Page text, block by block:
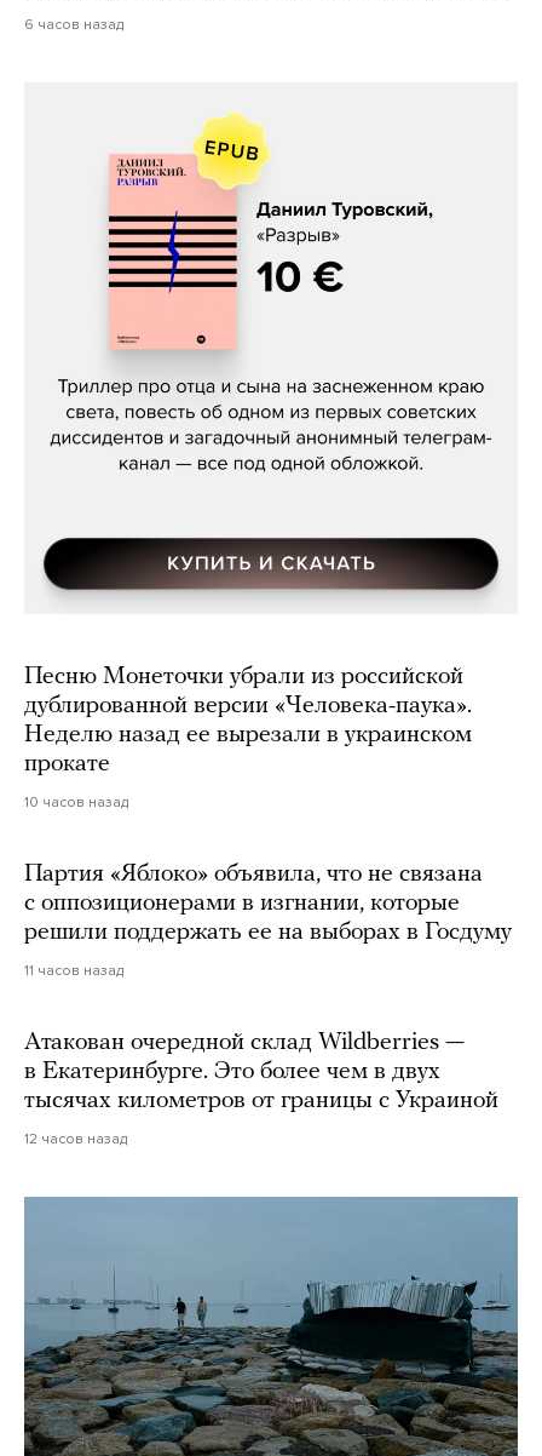
6 часов назад
Даниил Туровский, «Разрыв»
Песню Монеточки убрали из российской
дублированной версии «Человека-паука».
Неделю назад ее вырезали в украинском
прокате
10 часов назад
Партия «Яблоко» объявила, что не связана
с оппозиционерами в изгнании, которые
решили поддержать ее на выборах в Госдуму
11 часов назад
Атакован очередной склад Wildberries —
в Екатеринбурге. Это более чем в двух
тысячах километров от границы с Украиной
12 часов назад